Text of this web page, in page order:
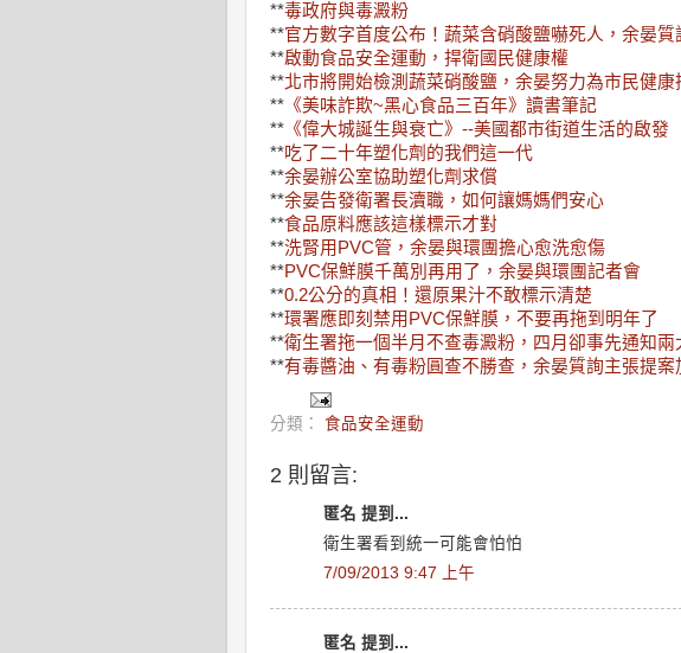
**毒政府與毒澱粉
**官方數字首度公布！蔬菜含硝酸鹽嚇死人，余晏質
**啟動食品安全運動，捍衛國民健康權
**北市將開始檢測蔬菜硝酸鹽，余晏努力為市民健康
** 《美味詐欺~黑心食品三百年》讀書筆記
** 《偉大城誕生與衰亡》--美國都市街道生活的啟發
**吃了二十年塑化劑的我們這一代
**余晏辦公室協助塑化劑求償
**余晏告發衛署長瀆職，如何讓媽媽們安心
**食品原料應該這樣標示才對
**洗腎用PVC管，余晏與環團擔心愈洗愈傷
**PVC保鮮膜千萬別再用了，余晏與環團記者會
**0.2公分的真相！還原果汁不敢標示清楚
**環署應即刻禁用PVC保鮮膜，不要再拖到明年了
**衛生署拖一個半月不查毒澱粉，四月卻事先通知兩
**有毒醬油、有毒粉圓查不勝查，余晏質詢主張提案
分類： 食品安全運動
2 則留言:
匿名 提到...
衛生署看到統一可能會怕怕
7/09/2013 9:47 上午
匿名 提到...